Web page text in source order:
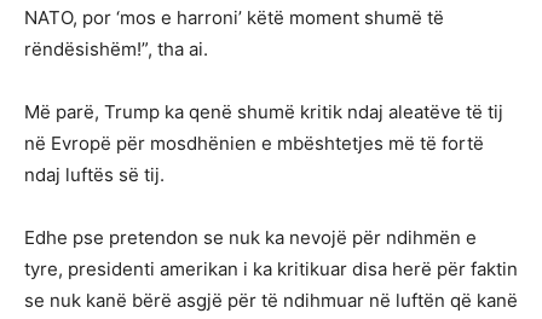
NATO, por ‘mos e harroni’ këtë moment shumë të
rëndësishëm!”, tha ai.
Më parë, Trump ka qenë shumë kritik ndaj aleatëve të tij
në Evropë për mosdhënien e mbështetjes më të fortë
ndaj luftës së tij.
Edhe pse pretendon se nuk ka nevojë për ndihmën e
tyre, presidenti amerikan i ka kritikuar disa herë për faktin
se nuk kanë bërë asgjë për të ndihmuar në luftën që kanë